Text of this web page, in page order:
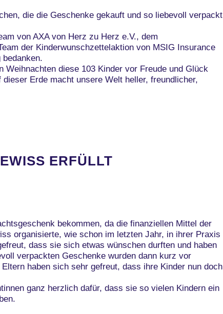
die die Geschenke gekauft und so liebevoll verpackt
von AXA von Herz zu Herz e.V., dem
der Kinderwunschzettelaktion von MSIG Insurance
diese 103 Kinder vor Freude und Glück
Erde macht unsere Welt heller, freundlicher,
ERFÜLLT
bekommen, da die finanziellen Mittel der
organisierte, wie schon im letzten Jahr, in ihrer Praxis
dass sie sich etwas wünschen durften und haben
verpackten Geschenke wurden dann kurz vor
haben sich sehr gefreut, dass ihre Kinder nun doch
ganz herzlich dafür, dass sie so vielen Kindern ein